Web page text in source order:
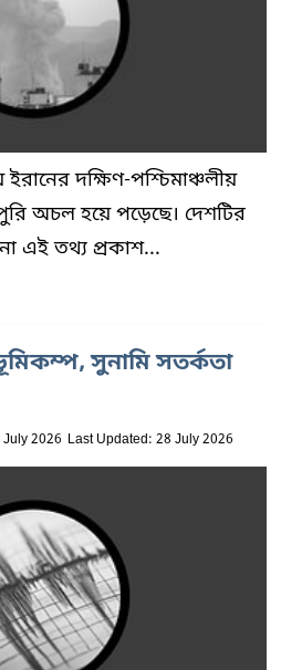
ইরানের দক্ষিণ-পশ্চিমাঞ্চলীয়
অচল হয়ে পড়েছে। দেশটির
এই তথ্য প্রকাশ...
সুনামি সতর্কতা
2026 Last Updated: 28 July 2026